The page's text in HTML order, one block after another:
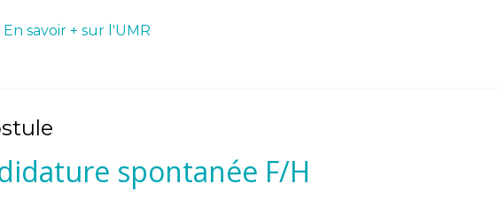
En savoir + sur l'UMR
spontanée F/H